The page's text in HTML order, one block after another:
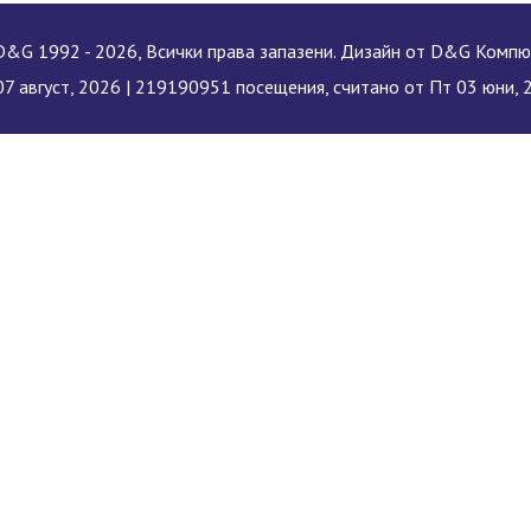
1992 - 2026, Всички права запазени. Дизайн от D&G
август, 2026 | 219190951 посещения, считано от Пт 03 юни,